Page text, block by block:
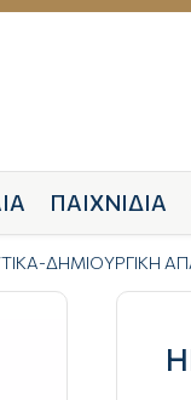
ΠΑΙΧΝΙΔΙΑ
ΔΗΜΙΟΥΡΓΙΚΗ